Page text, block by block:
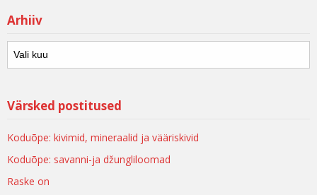
Arhiiv
Värsked postitused
Koduõpe: kivimid, mineraalid ja vääriskivid
Koduõpe: savanni-ja džungliloomad
Raske on